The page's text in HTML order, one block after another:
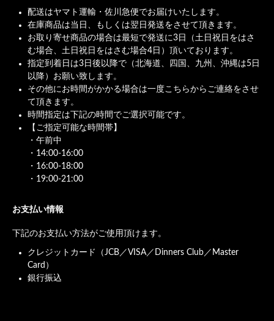
配送はヤマト運輸・佐川急便でお届けいたします。
在庫商品は当日、もしくは翌日発送をさせて頂きます。
お取り寄せ商品の場合は最短で発送に3日（土日祝日をはさ
む場合、土日祝日をはさむ場合4日）頂いております。
指定到着日は3日後以降で（北海道、四国、九州、沖縄は5日
以降）お願い致します。
その他にお時間がかかる場合は一度こちらからご連絡をさせ
て頂きます。
時間指定は下記の時間でご選択可能です。
【ご指定可能な時間帯】
・午前中
・14:00-16:00
・16:00-18:00
・19:00-21:00
お支払い情報
下記のお支払い方法がご使用頂けます。
クレジットカード（JCB／VISA／Dinners Club／Master
Card）
銀行振込